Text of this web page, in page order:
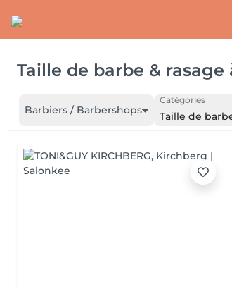
Taille de barbe & rasage
Barbiers / Barbershops
Catégories
Taille de